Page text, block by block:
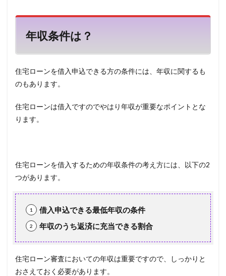
年収条件は？
住宅ローンを借入申込できる方の条件には、年収に関するも
のもあります。
住宅ローンは借入ですのでやはり年収が重要なポイントとな
ります。
住宅ローンを借入するための年収条件の考え方には、以下の2
つがあります。
借入申込できる最低年収の条件
年収のうち返済に充当できる割合
住宅ローン審査においての年収は重要ですので、しっかりと
おさえておく必要があります。